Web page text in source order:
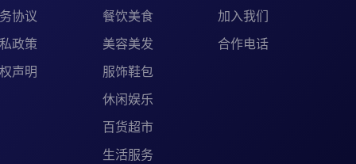
协议
政策
声明
餐饮美食
美容美发
服饰鞋包
休闲娱乐
百货超市
生活服务
加入我们
合作电话